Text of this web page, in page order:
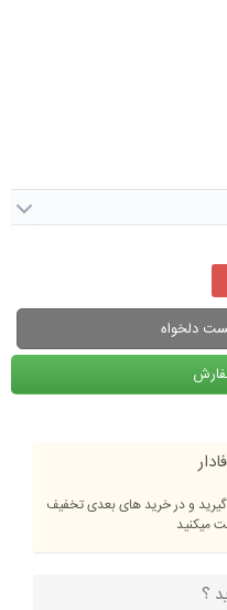
دلخواه
و در خرید های بعدی تخفیف
میکنید
؟